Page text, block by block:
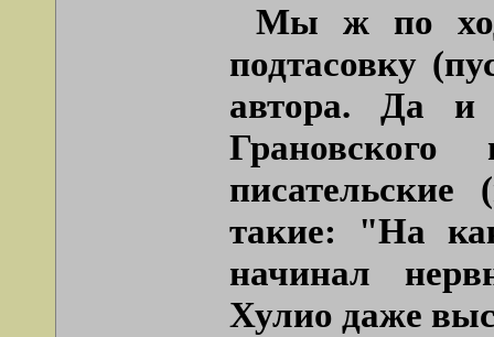
Мы ж по
подтасовку
автора. Да
такие: "На
начинал
Хулио даже